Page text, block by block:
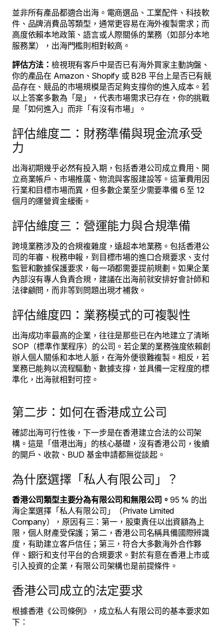
並非所有產品都適合出海。電商選品、工業配件、科技軟
件、品牌消費品等類型，通常更容易在海外複製需求；而
高度依賴本地政策、語言或人際關係的業務（如部分本地
服務業），出海門檻則相對較高。
評估方法： 檢視現有客戶中是否已有海外買家主動詢盤、
你的產品在 Amazon、Shopify 或 B2B 平台上是否已有競
品存在、競品的市場規模是否足夠支撐你的進入成本。若
以上答案多數為「是」，代表市場需求已存在，你的挑戰
是「如何進入」而非「有沒有市場」。
評估維度二：財務準備與現金流承受
力
出海初期幾乎必然有投入期，包括香港公司成立費用、開
立商業帳戶、市場推廣、物流與客服建設等。這筆費用因
行業和目標市場而異，但多數企業至少需要準備 6 至 12
個月的運營資金緩衝。
評估維度三：營運能力與合規準備
跨境業務涉及的合規複雜度，遠超本地業務。包括香港公
司的年審、稅務申報，到目標市場的進口合規要求、支付
監管和數據保護要求，每一項都需要提前規劃。如果企業
內部沒有專人負責合規，建議在出海前就安排好會計師和
法律顧問，而非等到問題出現才補救。
評估維度四：業務模式的可複製性
出海成功率最高的企業，往往是那些已在內地建立了清晰
SOP（標準作業程序）的公司。若企業的業務強度依賴創
辦人個人關係和本地人脈，在海外便很難複製。相反，若
業務已能夠以流程驅動、數據支撐，並具備一定程度的標
準化，出海就相對可控。
第二步：如何在香港成立公司
確認出海可行性後，下一步是在香港建立合法的公司架
構。這是「借港出海」的核心基礎，沒有香港公司，後續
的開戶、收款、BUD 基金申請都無從談起。
為什麼選擇「私人有限公司」？
香港公司類型主要分為有限公司和無限公司。 95 % 的出
海企業選擇「私人有限公司」（Private Limited
Company），原因有三：第一，股東責任以出資額為上
限，個人財產受保護；第二，香港公司名稱具備國際辨識
度，有助建立客戶信任；第三，符合大多數海外合作夥
伴、銀行和支付平台的合規要求。對於有意在香港上市或
引入投資的企業，有限公司架構也是前提條件。
香港公司成立的法定要求
根據香港《公司條例》，成立私人有限公司的基本要求如
下：